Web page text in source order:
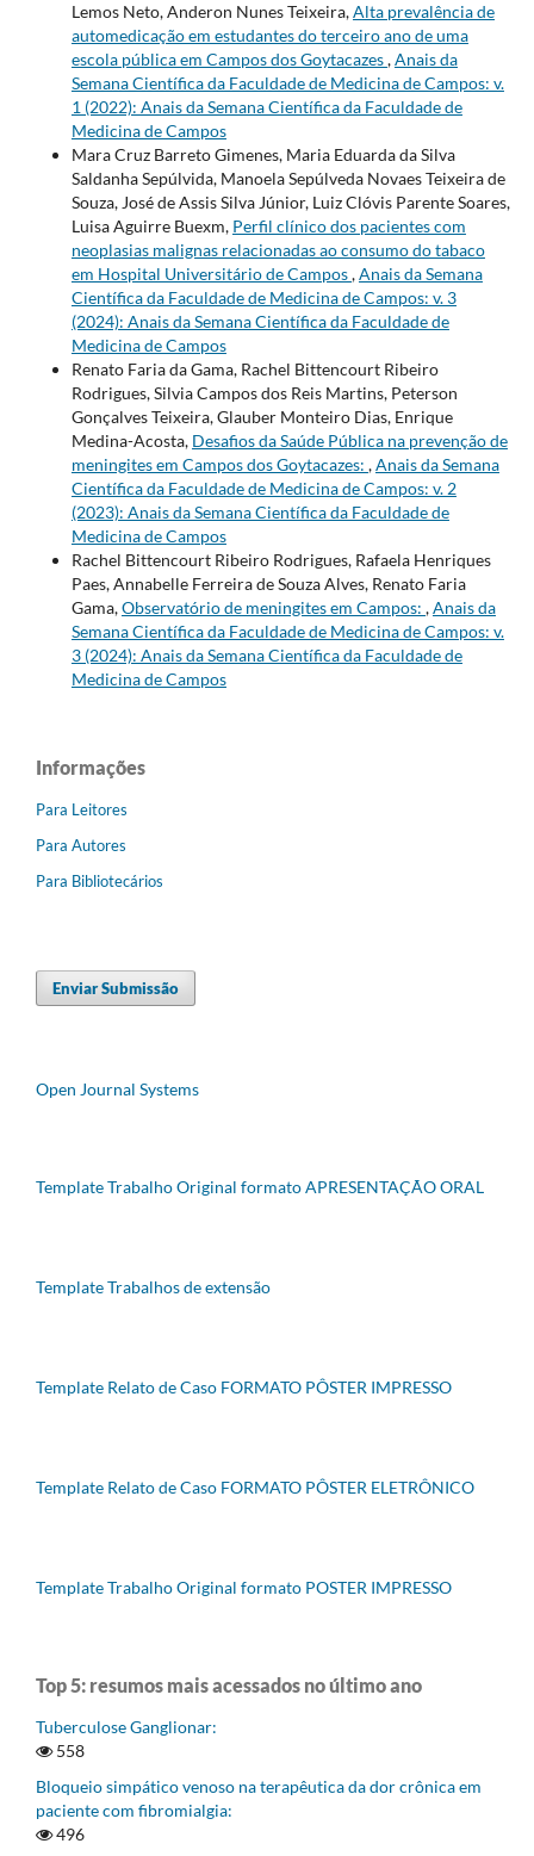
Lemos Neto, Anderon Nunes Teixeira,Alta prevalência de
automedicação em estudantes do terceiro ano de uma
escola pública em Campos dos Goytacazes,Anais da
Semana Científica da Faculdade de Medicina de Campos: v.
1 (2022): Anais da Semana Científica da Faculdade de
Medicina de Campos
Mara Cruz Barreto Gimenes, Maria Eduarda da Silva
Saldanha Sepúlvida, Manoela Sepúlveda Novaes Teixeira de
Souza, José de Assis Silva Júnior, Luiz Clóvis Parente Soares,
Luisa Aguirre Buexm, Perfil clínico dos pacientes com
neoplasias malignas relacionadas ao consumo do tabaco
em Hospital Universitário de Campos,Anais da Semana
Científica da Faculdade de Medicina de Campos: v. 3
(2024): Anais da Semana Científica da Faculdade de
Medicina de Campos
Renato Faria da Gama, Rachel Bittencourt Ribeiro
Rodrigues, Silvia Campos dos Reis Martins, Peterson
Gonçalves Teixeira, Glauber Monteiro Dias, Enrique
Medina-Acosta, Desafios da Saúde Pública na prevenção de
meningites em Campos dos Goytacazes: ,Anais da Semana
Científica da Faculdade de Medicina de Campos: v. 2
(2023): Anais da Semana Científica da Faculdade de
Medicina de Campos
Rachel Bittencourt Ribeiro Rodrigues, Rafaela Henriques
Paes, Annabelle Ferreira de Souza Alves, Renato Faria
Gama,Observatório de meningites em Campos: ,Anais da
Semana Científica da Faculdade de Medicina de Campos: v.
3 (2024): Anais da Semana Científica da Faculdade de
Medicina de Campos
Informações
Para Leitores
Para Autores
Para Bibliotecários
Enviar Submissão
Open Journal Systems
Template Trabalho Original formato APRESENTAÇÃO ORAL
Template Trabalhos de extensão
Template Relato de Caso FORMATO PÔSTER IMPRESSO
Template Relato de Caso FORMATO PÔSTER ELETRÔNICO
Template Trabalho Original formato POSTER IMPRESSO
Top 5: resumos mais acessados no último ano
Tuberculose Ganglionar:
558
Bloqueio simpático venoso na terapêutica da dor crônica em
paciente com fibromialgia:
496